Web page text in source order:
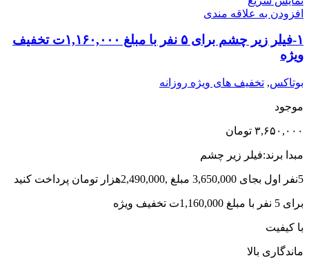
سی
خرید
برای
15
نفر
با
تخفیف
عدد
افزودن به علاقه مندی
۱-فیلر زیر چشم برای ۵ نفر با مبلغ ۱,۱۶۰,۰۰۰ت تخفیف
ویژه
بوتاکس, تخفیف های ویژه روزانه
موجود
۳,۶۵۰,۰۰۰ تومان
مبدا برند:فیلر زیر چشم
5نفر اول بجای 3,650,000 مبلغ ,2,490,000هزار تومان پرداخت کنید
برای 5 نفر با مبلغ 1,160,000ت تخفیف ویژه
با کیفیت
ماندگاری بالا